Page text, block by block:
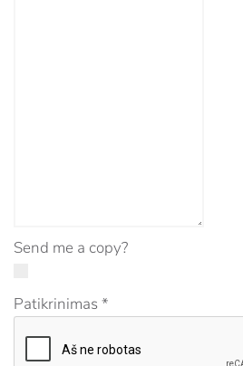
Send me a copy?
Patikrinimas*